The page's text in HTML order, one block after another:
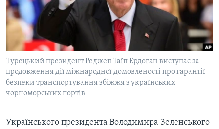
СУСПІЛЬСТВО
ЕКОНОМІКА
ІСТОРІЇ УСПІХУ УКРАЇНЦІВ
ТЕЛЕПРОГРАМИ
ЧАС-TIME
СТУДІЯ ВАШИНГТОН
ПОГЛЯД З ВАШИНГТОНА
ENGLISH
Learning English
МИ В СОЦМЕРЕЖАХ
Турецький президент Реджеп Таїп Ердоган виступає за
продовження дії міжнародної домовленості про гарантії
безпеки транспортування збіжжя з українських
чорноморських портів
Українського президента Володимира Зеленського